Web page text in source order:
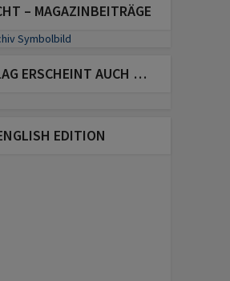
– MAGAZINBEITRÄGE
ERSCHEINT AUCH …
EDITION